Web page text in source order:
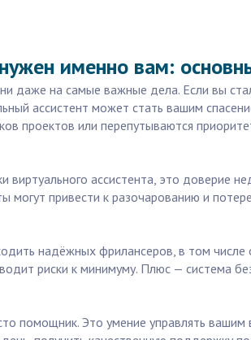
именно вам:
даже на самые важные дела. Если вы
ассистент может стать вашим
проектов или перепутываются
виртуального ассистента, это доверие
могут привести к разочарованию и
надёжных фрилансеров, в том числе
риски к минимуму. Плюс — система
помощник. Это умение управлять